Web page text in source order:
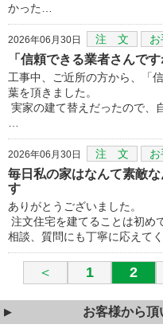
かった…
2026年06月30日 注 文
「信頼できる業者さんで
工事中、ご近所の方から、「
葉を頂きました。
実家の建て替えだったので、
2026年06月30日 注 文
毎日私の家はなんて素敵
す
ありがとうございました。
注文住宅を建てることは初め
相談、質問にも丁寧に応えて
＜ 1 2
お客様から頂